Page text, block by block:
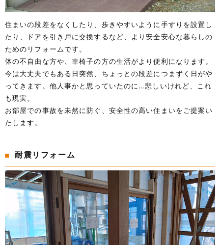
住まいの段差をなくしたり、歩きやすいように手すりを設置し
たり、ドアを引き戸に交換するなど、より安全安心な暮らしの
ためのリフォームです。
体の不自由な方や、車椅子の方の生活がより便利になります。
今は大丈夫でもある日突然、ちょっとの段差につまずく日がや
ってきます。他人事かと思っていたのに…悲しいけれど、これ
も現実。
お部屋での事故を未然に防ぐ、安全性の高い住まいをご提案い
たします。
耐震リフォーム